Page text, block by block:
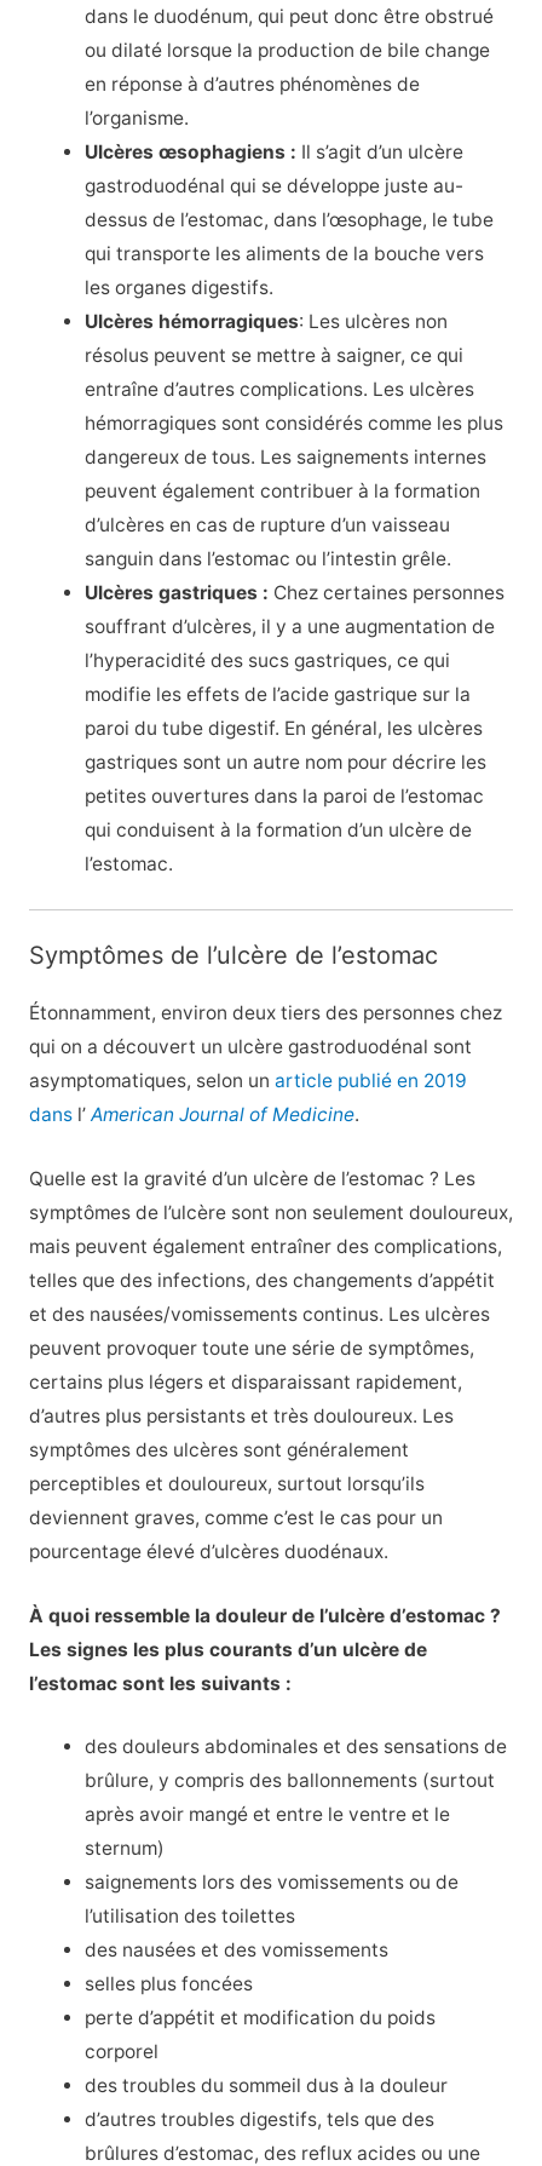
dans le duodénum, qui peut donc être obstrué
ou dilaté lorsque la production de bile change
en réponse à d’autres phénomènes de
l’organisme.
Ulcères œsophagiens : Il s’agit d’un ulcère
gastroduodénal qui se développe juste au-
dessus de l’estomac, dans l’œsophage, le tube
qui transporte les aliments de la bouche vers
les organes digestifs.
Ulcères hémorragiques: Les ulcères non
résolus peuvent se mettre à saigner, ce qui
entraîne d’autres complications. Les ulcères
hémorragiques sont considérés comme les plus
dangereux de tous. Les saignements internes
peuvent également contribuer à la formation
d’ulcères en cas de rupture d’un vaisseau
sanguin dans l’estomac ou l’intestin grêle.
Ulcères gastriques : Chez certaines personnes
souffrant d’ulcères, il y a une augmentation de
l’hyperacidité des sucs gastriques, ce qui
modifie les effets de l’acide gastrique sur la
paroi du tube digestif. En général, les ulcères
gastriques sont un autre nom pour décrire les
petites ouvertures dans la paroi de l’estomac
qui conduisent à la formation d’un ulcère de
l’estomac.
Symptômes de l’ulcère de l’estomac
Étonnamment, environ deux tiers des personnes chez
qui on a découvert un ulcère gastroduodénal sont
asymptomatiques, selon un article publié en 2019
dansl’ American Journal of Medicine.
Quelle est la gravité d’un ulcère de l’estomac ? Les
symptômes de l’ulcère sont non seulement douloureux,
mais peuvent également entraîner des complications,
telles que des infections, des changements d’appétit
et des nausées/vomissements continus. Les ulcères
peuvent provoquer toute une série de symptômes,
certains plus légers et disparaissant rapidement,
d’autres plus persistants et très douloureux. Les
symptômes des ulcères sont généralement
perceptibles et douloureux, surtout lorsqu’ils
deviennent graves, comme c’est le cas pour un
pourcentage élevé d’ulcères duodénaux.
À quoi ressemble la douleur de l’ulcère d’estomac ?
Les signes les plus courants d’un ulcère de
l’estomac sont les suivants :
des douleurs abdominales et des sensations de
brûlure, y compris des ballonnements (surtout
après avoir mangé et entre le ventre et le
sternum)
saignements lors des vomissements ou de
l’utilisation des toilettes
des nausées et des vomissements
selles plus foncées
perte d’appétit et modification du poids
corporel
des troubles du sommeil dus à la douleur
d’autres troubles digestifs, tels que des
brûlures d’estomac, des reflux acides ou une